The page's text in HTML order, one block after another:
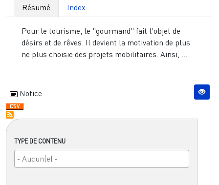
TYPE DE CONTENU
Résumé Index
Pour le tourisme, le "gourmand" fait l'objet de
désirs et de rêves. Il devient la motivation de plus
ne plus choisie des projets mobilitaires. Ainsi, ...
Notice